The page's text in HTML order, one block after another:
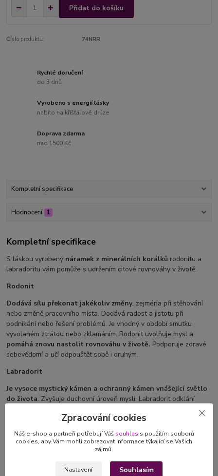
Přidat do košíku
Číslo produktu: 74NRR
Rychlé doručení
do 3 dnů
Vyrobeno s energií lásky
nabito na kříšťálové drúze
Doprava zdarma
nad 1500 Kč
Kompletní specifikace
Hodnocení 1
Kompletní specifikace
S láskou vyrobený náramek z minerálních korálků rodonitu a
labradoritu vám pomůže s udržením citové rovnováhy v životě.
Rodonit
Dodává sílu překonat jakékoliv změny, zejména při stěhování
nebo změně pracovního místa. Dodává radost a jistotu při
podnikání nebo řešení problémů. Je vhodný v období smutku
vyvolaném ztrátou nebo zklamáním. Rodonit uvolňuje mysl a
pomáhá znovu nastolit rovnováhu v životě. Podporuje zdravé
sebevědomí a učí odpouštět sobě i druhým.
Labradorit
Je vysoce mystický kámen a ochranný kámen vnášející světlo
do života. Zvyšuje duchovní úroveň mysli. Labradorit odklání
rozvoj intuice a duševních darů. Vynáší z podvědomí na povrch
různá poselství a umožňuje jejich pochopení. Labradorit
odstraňuje strach, nejistotu a minulá zklamání. Uklidňuje příliš
aktivní mysl a současně dodává energii. Spojuje intelektuální
Labradorit je užitečným průvodcem v době
změn, je to kámen, který přináší sílu a vytrvalost.
Zpracování cookies
Náš e-shop a partneři potřebují Váš souhlas s použitím souborů
cookies, aby Vám mohli zobrazovat informace týkající se Vašich
zájmů.
Nastavení Souhlasím